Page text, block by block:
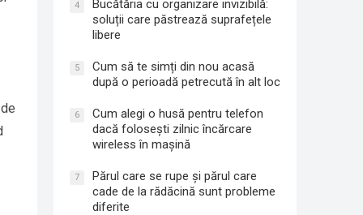
4
Bucătăria cu organizare invizibilă:
soluții care păstrează suprafețele
libere
5
Cum să te simți din nou acasă
după o perioadă petrecută în alt loc
6
Cum alegi o husă pentru telefon
dacă folosești zilnic încărcare
wireless în mașină
7
Părul care se rupe și părul care
cade de la rădăcină sunt probleme
diferite